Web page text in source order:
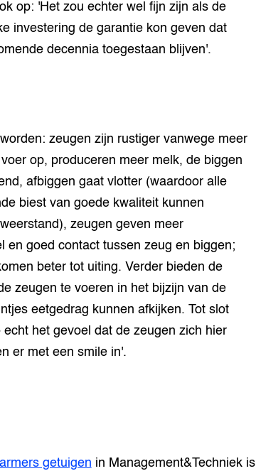
op: 'Het zou echter wel fijn zijn als de
investering de garantie kon geven dat
decennia toegestaan blijven'.
zeugen zijn rustiger vanwege meer
op, produceren meer melk, de biggen
afbiggen gaat vlotter (waardoor alle
biest van goede kwaliteit kunnen
zeugen geven meer
en goed contact tussen zeug en biggen;
beter tot uiting. Verder bieden de
zeugen te voeren in het bijzijn van de
eetgedrag kunnen afkijken. Tot slot
het gevoel dat de zeugen zich hier
er met een smile in'.
getuigen in Management&Techniek is